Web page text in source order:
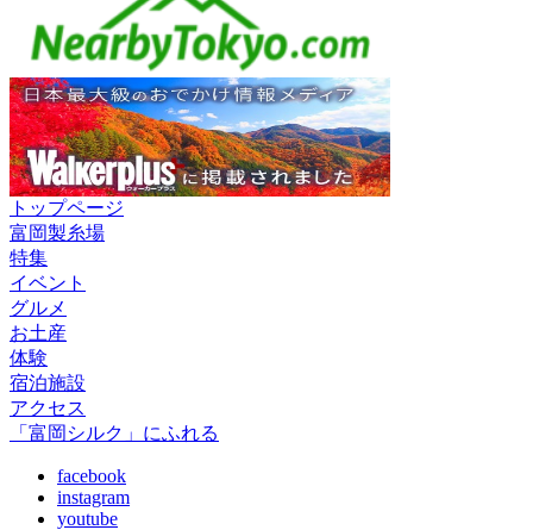
トップページ
富岡製糸場
特集
イベント
グルメ
お土産
体験
宿泊施設
アクセス
「富岡シルク」にふれる
facebook
instagram
youtube